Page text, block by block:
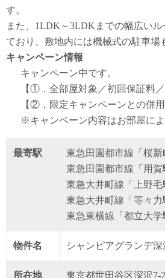
す。
また、1LDK～3LDKまでの幅広い
ており、敷地内には機械式の駐車場
キャンペーン情報
キャンペーン中です。
【①．全部屋対象／初回保証料
【②．限定キャンペーンとの併用
※キャンペーン内容はお部屋によ
最寄駅
東急田園都市線「桜新
東急田園都市線「用賀
東急大井町線「上野毛
東急大井町線「等々力
東急東横線「都立大学
物件名 シャンピアグランデ深
所在地 東京都世田谷区深沢7-